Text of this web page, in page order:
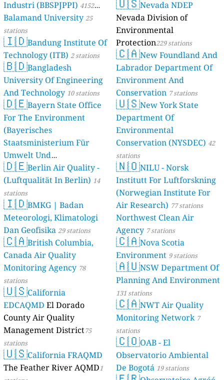
Industri (BBSPJPPI) 4152
stations
Balamand University25
stations
🇮🇩Bandung Institute Of
Technology (ITB) 2 stations
🇧🇩Bangladesh
University Of Engineering
And Technology 10 stations
🇩🇪Bayern State Office
For The Environment
(Bayerisches
Staatsministerium Für
Umwelt Und
Verbraucherschutz) - LfU
46 stations
🇩🇪Berlin Air Quality -
(Luftqualität In Berlin) 14
stations
🇮🇩BMKG | Badan
Meteorologi, Klimatologi
Dan Geofisika 29 stations
🇨🇦British Columbia,
Canada Air Quality
Monitoring Agency 78
stations
🇺🇸California
EDCAQMD El Dorado
County Air Quality
Management District75
stations
🇺🇸California FRAQMD
The Feather River AQMD1
Nevada NDEP
Nevada Division of
Environmental
Protection229 stations
🇨🇦New Foundland And
Labrador Department Of
Environment And
Conservation 7 stations
🇺🇸New York State
Department Of
Environmental
Conservation (NYSDEC) 42
stations
🇳🇴NILU - Norsk
Institutt For Luftforskning
(Norwegian Institute For
Air Research) 77 stations
Northwest Clean Air
Agency 7 stations
🇨🇦Nova Scotia
Environment 9 stations
🇦🇺NSW Department Of
Planning And Environment
131 stations
🇨🇦NWT Air Quality
Monitoring Network 7
stations
🇨🇴OAB - El
Observatorio Ambiental
De Bogotá 19 stations